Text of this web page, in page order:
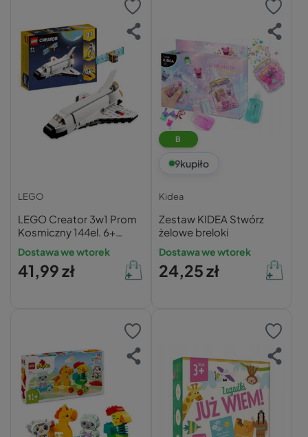
LEGO
LEGO Creator 3w1 Prom
Kosmiczny 144el. 6+
31134
Dostawa we wtorek
41,99 zł
B
9kupiło
Kidea
Zestaw KIDEA Stwórz
żelowe breloki
Dostawa we wtorek
24,25 zł